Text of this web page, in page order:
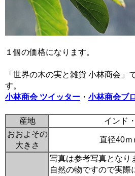
１個の価格になります。
「世界の木の実と雑貨 小林商会」
す。
小林商会 ツイッター ・ 小林商会ブ
産地
インド
おおよその
大きさ
直径40ｍ
写真は参考写真となり
自然の物ですので実際